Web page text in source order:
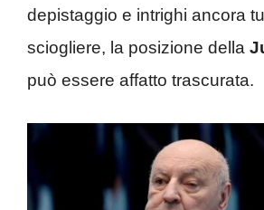
depistaggio e intrighi ancora
sciogliere, la posizione della
può essere affatto trascurata.